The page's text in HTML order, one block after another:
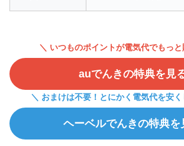
＼ いつものポイントが電気代でもっ
auでんきの特典を見
＼ おまけは不要！とにかく電気代を安
ヘーベルでんきの特典を